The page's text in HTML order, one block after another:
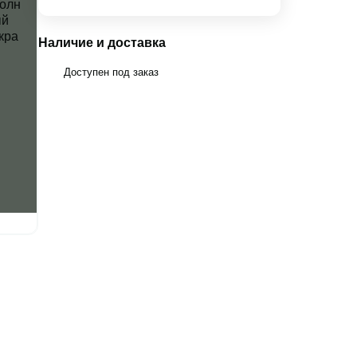
Наличие и доставка
Доступен под заказ